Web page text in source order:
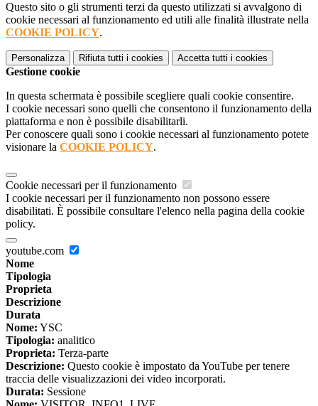
Questo sito o gli strumenti terzi da questo utilizzati si avvalgono di
cookie necessari al funzionamento ed utili alle finalità illustrate nella
COOKIE POLICY.
Personalizza Rifiuta tutti i cookies Accetta tutti i cookies
Gestione cookie
In questa schermata è possibile scegliere quali cookie consentire.
I cookie necessari sono quelli che consentono il funzionamento della
piattaforma e non è possibile disabilitarli.
Per conoscere quali sono i cookie necessari al funzionamento potete
visionare la COOKIE POLICY.
Cookie necessari per il funzionamento
I cookie necessari per il funzionamento non possono essere
disabilitati. È possibile consultare l'elenco nella pagina della cookie
policy.
youtube.com
Nome
Tipologia
Proprieta
Descrizione
Durata
Nome: YSC
Tipologia: analitico
Proprieta: Terza-parte
Descrizione: Questo cookie è impostato da YouTube per tenere
traccia delle visualizzazioni dei video incorporati.
Durata: Sessione